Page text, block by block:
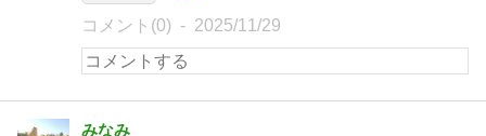
コメント(0) 2025/11/29
みなみ